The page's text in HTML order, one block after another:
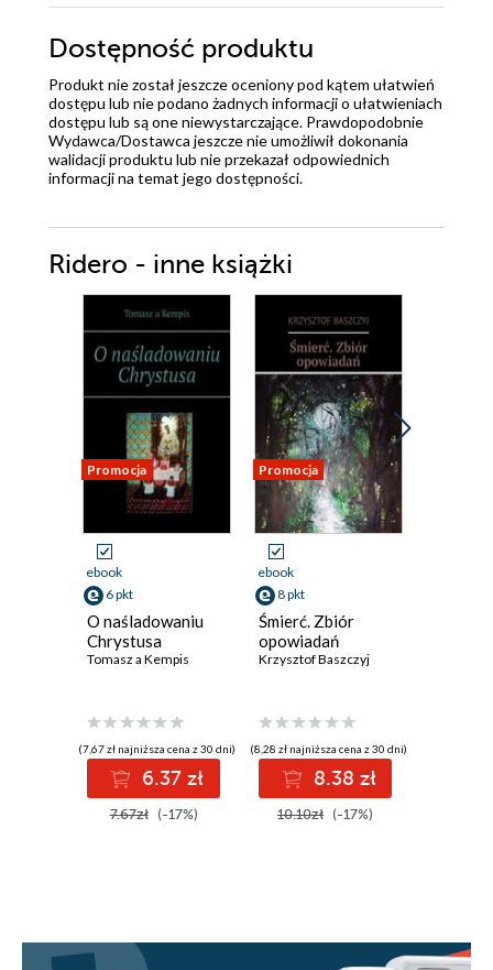
Dostępność produktu
Produkt nie został jeszcze oceniony pod kątem ułatwień
dostępu lub nie podano żadnych informacji o ułatwieniach
dostępu lub są one niewystarczające. Prawdopodobnie
Wydawca/Dostawca jeszcze nie umożliwił dokonania
walidacji produktu lub nie przekazał odpowiednich
informacji na temat jego dostępności.
Ridero - inne książki
Promocja
ebook
6 pkt
O naśladowaniu
Chrystusa
Tomasz a Kempis
(7,67 zł najniższa cena z 30 dni)
6.37 zł
7.67zł (-17%)
Promocja
ebook
8 pkt
Śmierć. Zbiór
opowiadań
Krzysztof Baszczyj
(8,28 zł najniższa cena z 30 dni)
8.38 zł
10.10zł (-17%)